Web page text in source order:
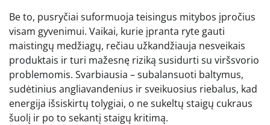
Be to, pusryčiai suformuoja teisingus mitybos įpročius
visam gyvenimui. Vaikai, kurie įpranta ryte gauti
maistingų medžiagų, rečiau užkandžiauja nesveikais
produktais ir turi mažesnę riziką susidurti su viršsvorio
problemomis. Svarbiausia – subalansuoti baltymus,
sudėtinius angliavandenius ir sveikuosius riebalus, kad
energija išsiskirtų tolygiai, o ne sukeltų staigų cukraus
šuolį ir po to sekantį staigų kritimą.